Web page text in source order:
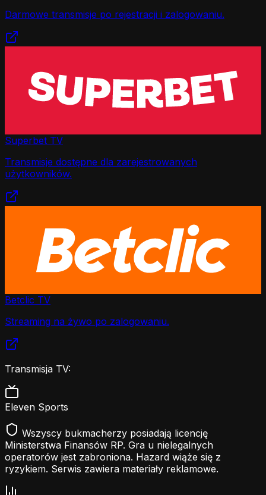
Darmowe transmisje po rejestracji i zalogowaniu.
Superbet TV
Transmisje dostępne dla zarejestrowanych
użytkowników.
Betclic TV
Streaming na żywo po zalogowaniu.
Transmisja TV:
Eleven Sports
Wszyscy bukmacherzy posiadają licencję
Ministerstwa Finansów RP. Gra u nielegalnych
operatorów jest zabroniona. Hazard wiąże się z
ryzykiem. Serwis zawiera materiały reklamowe.